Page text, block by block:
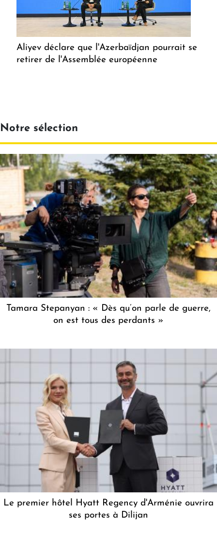
Aliyev déclare que l'Azerbaïdjan pourrait se
retirer de l'Assemblée européenne
Notre sélection
Tamara Stepanyan : « Dès qu’on parle de guerre,
on est tous des perdants »
Le premier hôtel Hyatt Regency d'Arménie ouvrira
ses portes à Dilijan